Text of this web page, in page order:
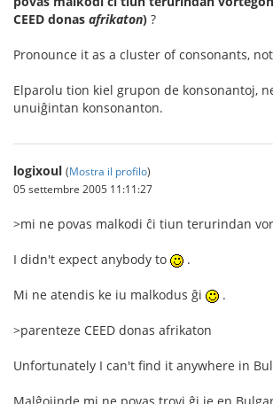
CEED donas afrikaton) ?
Pronounce it as a cluster of consonants,
Elparolu tion kiel grupon de konsonantoj,
unuiĝintan konsonanton.
logixoul (Mostra il profilo)
05 settembre 2005 11:11:27
>mi ne povas malkodi ĉi tiun terurindan
I didn't expect anybody to .
Mi ne atendis ke iu malkodus ĝi .
>parenteze CEED donas afrikaton
Unfortunately I can't find it anywhere in